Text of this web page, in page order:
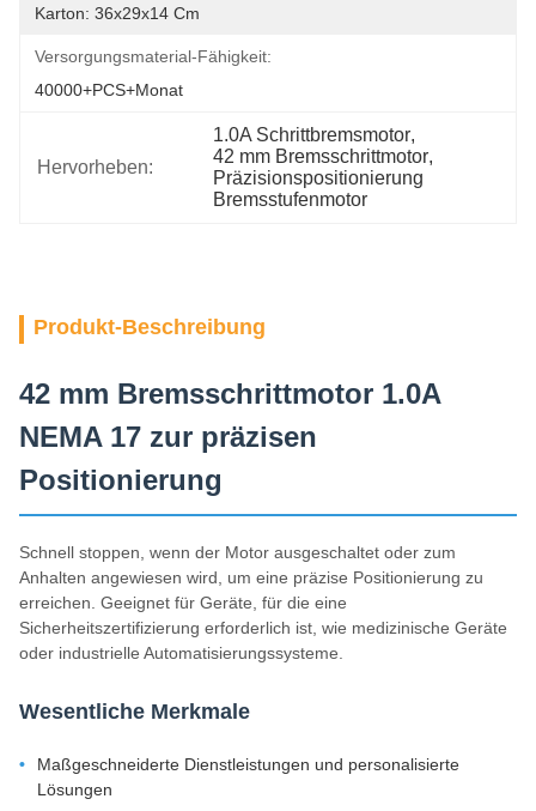
Karton: 36x29x14 Cm
Versorgungsmaterial-Fähigkeit:
40000+PCS+Monat
Hervorheben:
1.0A Schrittbremsmotor,
42 mm Bremsschrittmotor,
Präzisionspositionierung
Bremsstufenmotor
Produkt-Beschreibung
42 mm Bremsschrittmotor 1.0A
NEMA 17 zur präzisen
Positionierung
Schnell stoppen, wenn der Motor ausgeschaltet oder zum
Anhalten angewiesen wird, um eine präzise Positionierung zu
erreichen. Geeignet für Geräte, für die eine
Sicherheitszertifizierung erforderlich ist, wie medizinische Geräte
oder industrielle Automatisierungssysteme.
Wesentliche Merkmale
Maßgeschneiderte Dienstleistungen und personalisierte
Lösungen